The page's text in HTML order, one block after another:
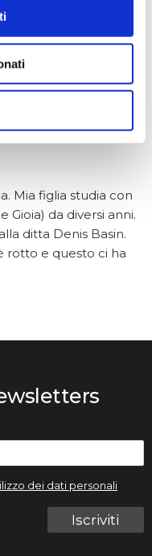
perfettamente
Mia figlia studia con
Gioia) da diversi anni.
ditta Denis Basin.
rotto e questo ci ha
Iscriviti
dei dati personali